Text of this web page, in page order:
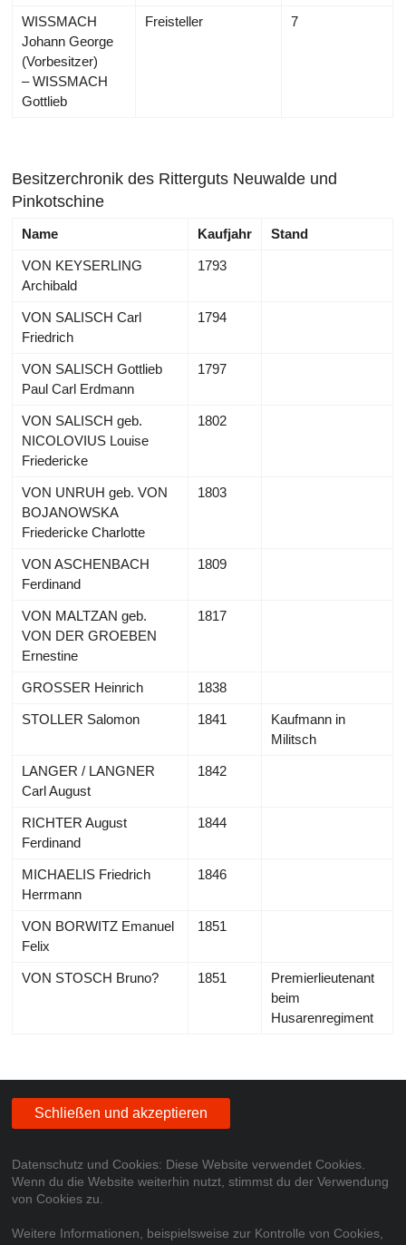
WISSMACH
Johann George
(Vorbesitzer)
– WISSMACH
Gottlieb
Freisteller 7
Besitzerchronik des Ritterguts Neuwalde und
Pinkotschine
Name Kaufjahr Stand
VON KEYSERLING
Archibald
1793
VON SALISCH Carl
Friedrich
1794
VON SALISCH Gottlieb
Paul Carl Erdmann
1797
VON SALISCH geb.
NICOLOVIUS Louise
Friedericke
1802
VON UNRUH geb. VON
BOJANOWSKA
Friedericke Charlotte
1803
VON ASCHENBACH
Ferdinand
1809
VON MALTZAN geb.
VON DER GROEBEN
Ernestine
1817
GROSSER Heinrich 1838
STOLLER Salomon 1841
Kaufmann in
Militsch
LANGER / LANGNER
Carl August
1842
RICHTER August
Ferdinand
1844
MICHAELIS Friedrich
Herrmann
1846
VON BORWITZ Emanuel
Felix
1851
VON STOSCH Bruno? 1851
Premierlieutenant
beim
Husarenregiment
Datenschutz und Cookies: Diese Website verwendet Cookies.
Wenn du die Website weiterhin nutzt, stimmst du der Verwendung
von Cookies zu.
Weitere Informationen, beispielsweise zur Kontrolle von Cookies,